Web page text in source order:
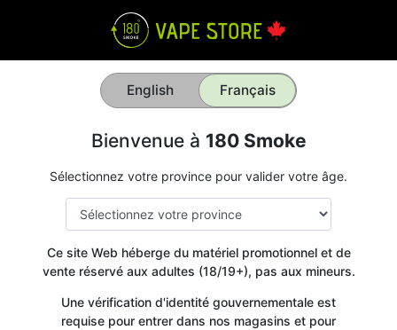
English Français
Bienvenue à 180 Smoke
Sélectionnez votre province pour valider votre âge.
Ce site Web héberge du matériel promotionnel et de
vente réservé aux adultes (18/19+), pas aux mineurs.
Une vérification d'identité gouvernementale est
requise pour entrer dans nos magasins et pour